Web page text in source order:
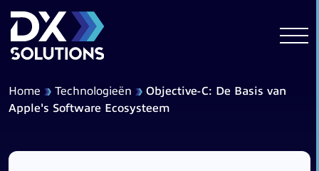
Home Technologieën
Objective-C: De Basis van
Apple's Software Ecosysteem